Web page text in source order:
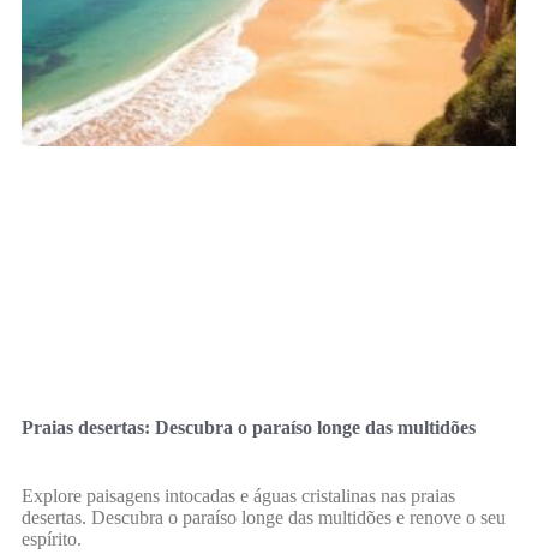
Praias desertas: Descubra o paraíso longe das multidões
Explore paisagens intocadas e águas cristalinas nas praias
desertas. Descubra o paraíso longe das multidões e renove o seu
espírito.